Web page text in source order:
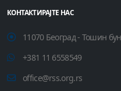
КОНТАКТИРАЈТЕ НАС
11070 Београд - Тошин
+381 11 6558549
office@rss.org.rs